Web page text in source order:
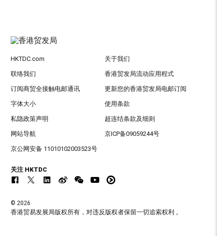
HKTDC.com 关于我们
联络我们 香港贸发局流动应用程式
订阅商贸全接触电邮通讯 更新您的香港贸发局电邮订阅
字体大小 使用条款
私隐政策声明 超连结条款及细则
网站导航 京ICP备09059244号
京公网安备 11010102003523号
关注 HKTDC
© 2026
香港贸易发展局版权所有，对违反版权者保留一切追索权利 。